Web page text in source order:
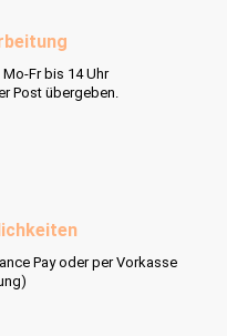
Fr bis 14 Uhr
Post übergeben.
Pay oder per Vorkasse